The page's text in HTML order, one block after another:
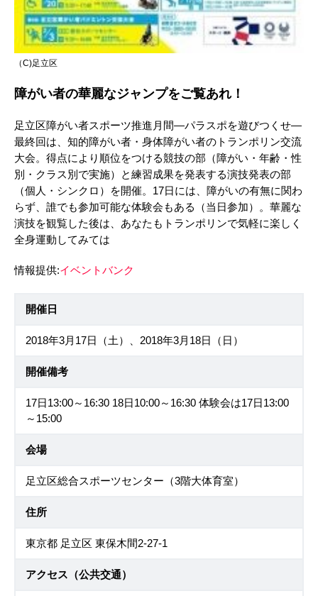
（C)足立区
障がい者の華麗なジャンプをご覧あれ！
足立区障がい者スポーツ推進月間―パラスポを遊びつくせ―
最終回は、知的障がい者・身体障がい者のトランポリン交流
大会。得点により順位をつける競技の部（障がい・年齢・性
別・クラス別で実施）と練習成果を発表する演技発表の部
（個人・シンクロ）を開催。17日には、障がいの有無に関わ
らず、誰でも参加可能な体験会もある（当日参加）。華麗な
演技を観覧した後は、あなたもトランポリンで気軽に楽しく
全身運動してみては
情報提供:イベントバンク
開催日
2018年3月17日（土）、2018年3月18日（日）
開催備考
17日13:00～16:30 18日10:00～16:30 体験会は17日13:00
～15:00
会場
足立区総合スポーツセンター（3階大体育室）
住所
東京都 足立区 東保木間2-27-1
アクセス（公共交通）